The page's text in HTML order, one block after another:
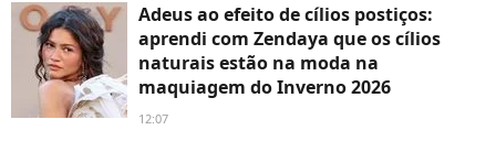
Adeus ao efeito de cílios postiços:
aprendi com Zendaya que os cílios
naturais estão na moda na
maquiagem do Inverno 2026
12:07